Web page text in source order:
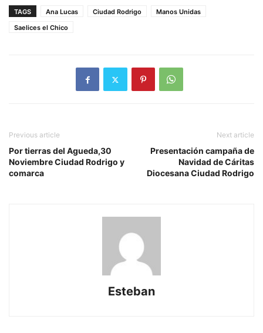
TAGS Ana Lucas Ciudad Rodrigo
Manos Unidas
Saelices el Chico
Previous article
Por tierras del Agueda,30
Noviembre Ciudad Rodrigo y
comarca
Next article
Presentación campaña de
Navidad de Cáritas
Diocesana Ciudad Rodrigo
Esteban